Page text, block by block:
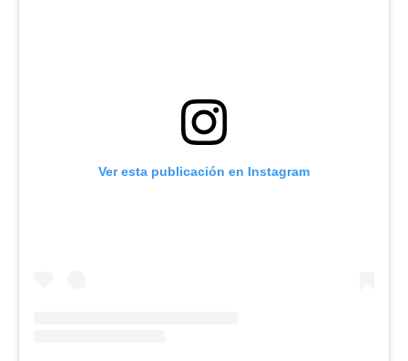
Ver esta publicación en Instagram